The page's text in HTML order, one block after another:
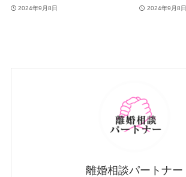
2024年9月8日 2024年9月8日
離婚相談パートナー